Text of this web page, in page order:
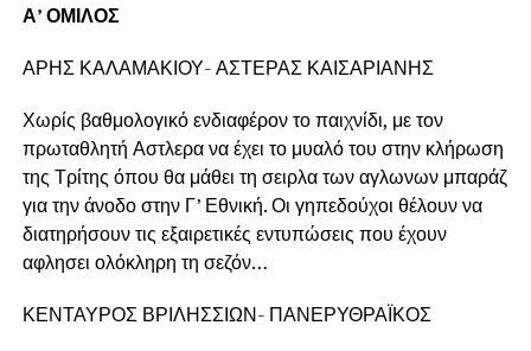
Α’ ΟΜΙΛΟΣ
ΑΡΗΣ ΚΑΛΑΜΑΚΙΟΥ- ΑΣΤΕΡΑΣ ΚΑΙΣΑΡΙΑΝΗΣ
Χωρίς βαθμολογικό ενδιαφέρον το παιχνίδι, με τον
πρωταθλητή Αστλερα να έχει το μυαλό του στην κλήρωση
της Τρίτης όπου θα μάθει τη σειρλα των αγλωνων μπαράζ
για την άνοδο στην Γ’ Εθνική. Οι γηπεδούχοι θέλουν να
διατηρήσουν τις εξαιρετικές εντυπώσεις που έχουν
αφλησει ολόκληρη τη σεζόν…
ΚΕΝΤΑΥΡΟΣ ΒΡΙΛΗΣΣΙΩΝ- ΠΑΝΕΡΥΘΡΑΪΚΟΣ